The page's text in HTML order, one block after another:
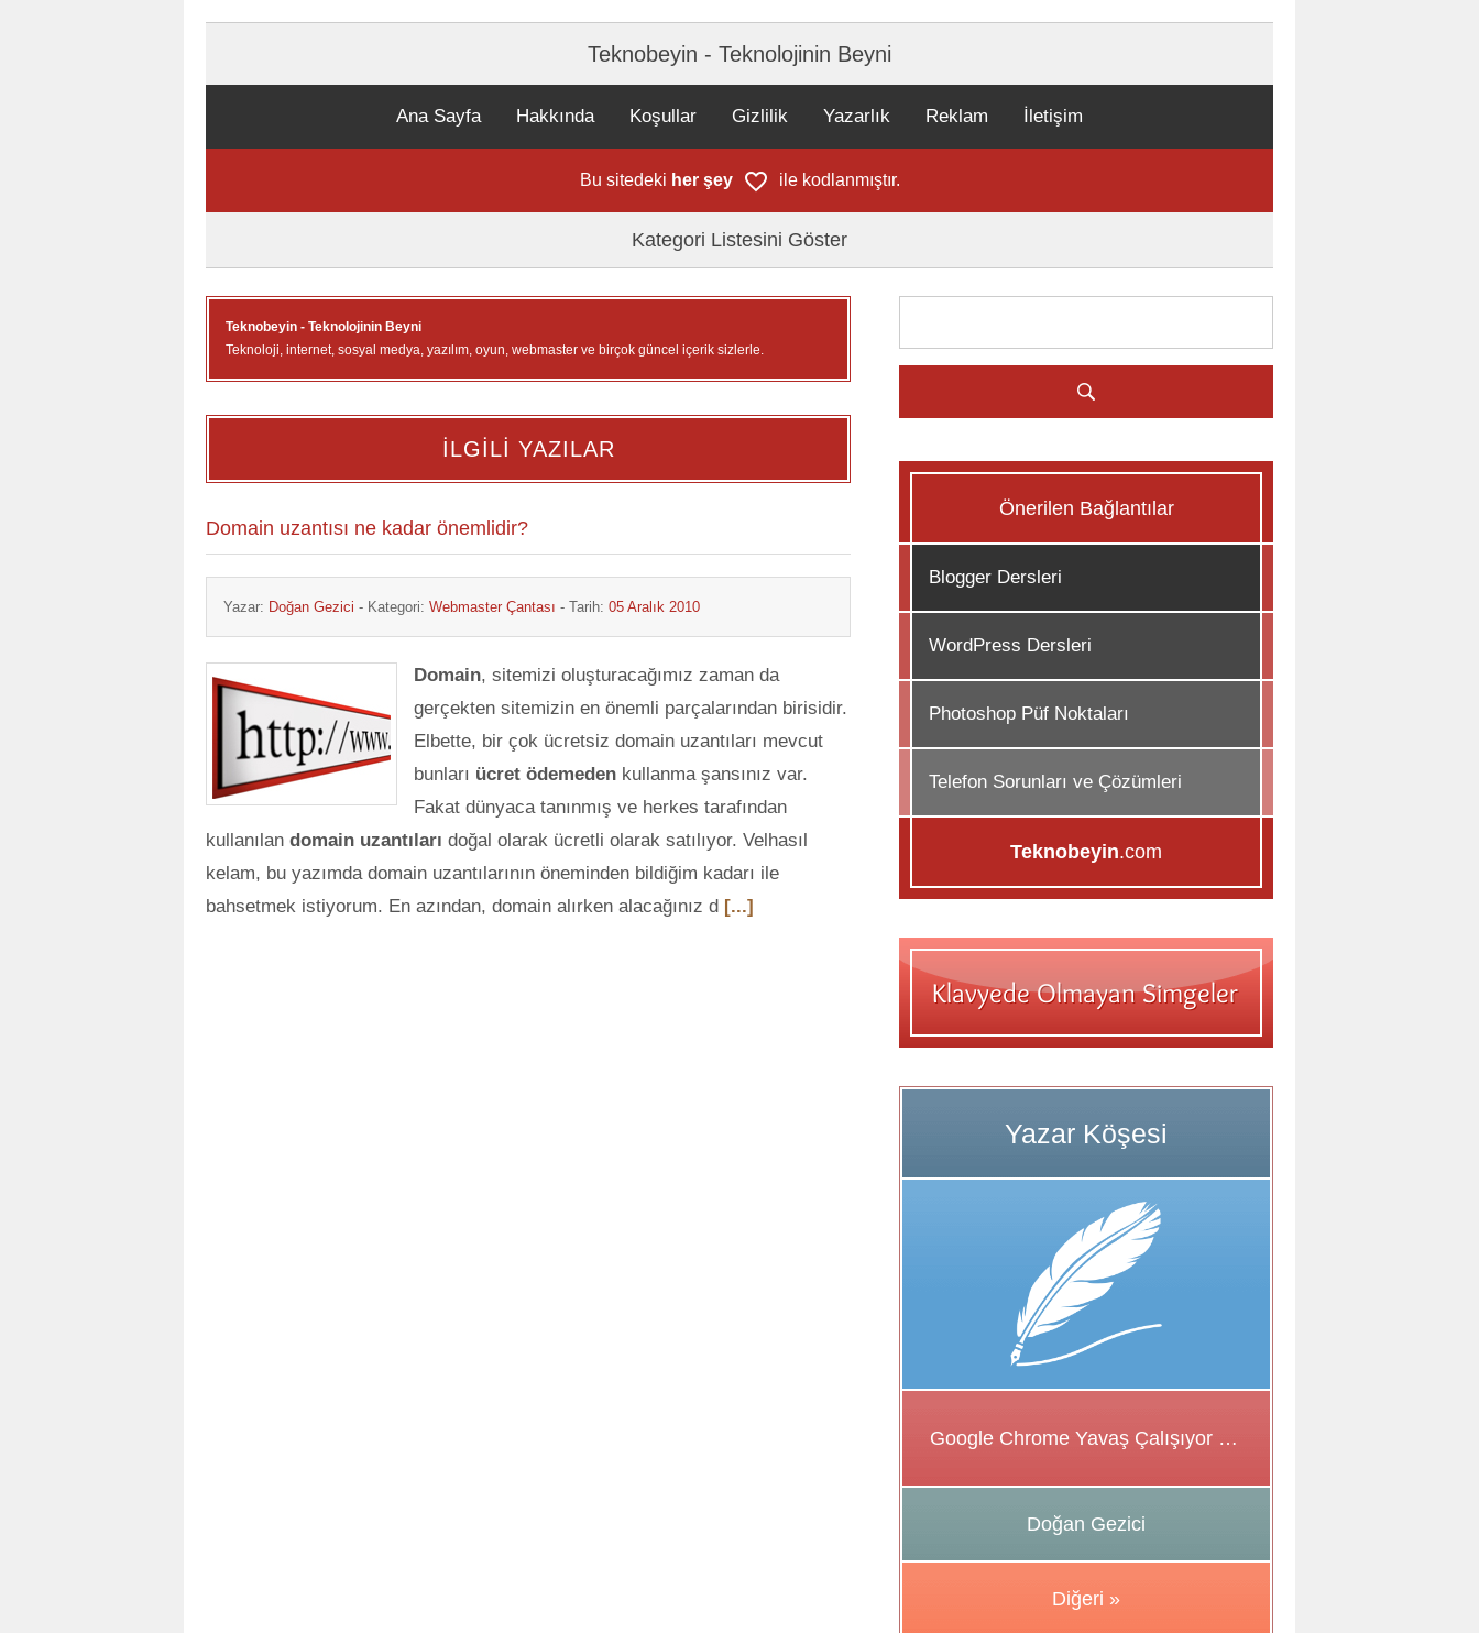
Teknobeyin - Teknolojinin Beyni
Ana Sayfa Hakkında Koşullar Gizlilik Yazarlık Reklam İletişim
Bu sitedeki her şey ile kodlanmıştır.
Kategori Listesini Göster
Teknobeyin - Teknolojinin Beyni
Teknoloji, internet, sosyal medya, yazılım, oyun, webmaster ve birçok güncel içerik sizlerle.
İLGİLİ YAZILAR
Domain uzantısı ne kadar önemlidir?
Yazar: Doğan Gezici - Kategori: Webmaster Çantası - Tarih: 05 Aralık 2010
Domain, sitemizi oluşturacağımız zaman da
gerçekten sitemizin en önemli parçalarından birisidir.
Elbette, bir çok ücretsiz domain uzantıları mevcut
bunları ücret ödemeden kullanma şansınız var.
Fakat dünyaca tanınmış ve herkes tarafından
kullanılan domain uzantıları doğal olarak ücretli olarak satılıyor. Velhasıl
kelam, bu yazımda domain uzantılarının öneminden bildiğim kadarı ile
bahsetmek istiyorum. En azından, domain alırken alacağınız d [...]
Önerilen Bağlantılar
Blogger Dersleri
WordPress Dersleri
Photoshop Püf Noktaları
Telefon Sorunları ve Çözümleri
Teknobeyin.com
Google Chrome Yavaş Çalışıyor Sorunu için Çözüm Önerileri
Doğan Gezici
Diğeri »